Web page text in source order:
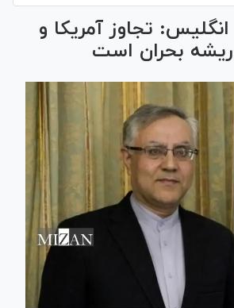
انگلیس: تجاوز آمریکا و
ریشه بحران است